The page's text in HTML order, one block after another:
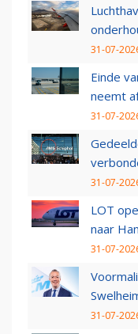
31-07-
Einde
neemt
31-07-
31-07-
LOT
naar
31-07-
31-07-